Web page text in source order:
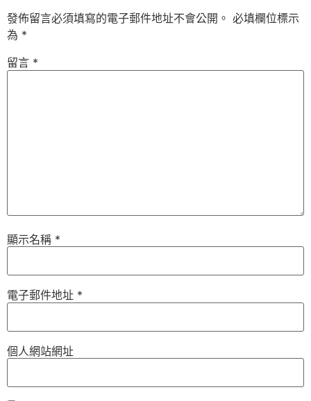
發佈留言必須填寫的電子郵件地址不會公開。 必填欄位標示
為 *
留言 *
顯示名稱 *
電子郵件地址 *
個人網站網址